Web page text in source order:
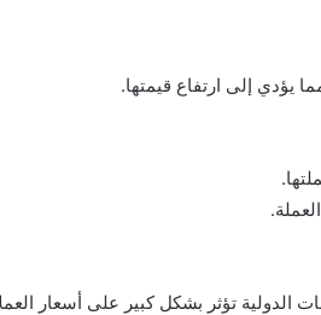
يؤدي إلى ارتفاع قيمتها.
الدولية تؤثر بشكل كبير على أسعار